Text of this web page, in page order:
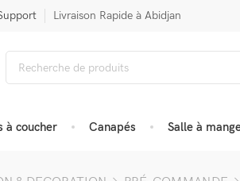
Livraison Rapide à Abidjan
à coucher Canapés Salle à